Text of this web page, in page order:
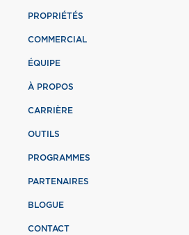
PROPRIÉTÉS
COMMERCIAL
ÉQUIPE
À PROPOS
CARRIÈRE
OUTILS
PROGRAMMES
PARTENAIRES
BLOGUE
CONTACT